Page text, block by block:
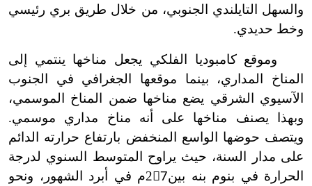
والسهل التايلندي الجنوبي، من خلال طريق بري رئيسي
وخط حديدي.
وموقع كامبوديا الفلكي يجعل مناخها ينتمي إلى
المناخ المداري، بينما موقعها الجغرافي في الجنوب
الآسيوي الشرقي يضع مناخها ضمن المناخ الموسمي،
وبهذا يصنف مناخها على أنه مناخ مداري موسمي.
ويتصف حوضها الواسع المنخفض بارتفاع حرارته الدائم
على مدار السنة، حيث يراوح المتوسط السنوي لدرجة
الحرارة في بنوم بنه بين27
ْم في أبرد الشهور، ونحو